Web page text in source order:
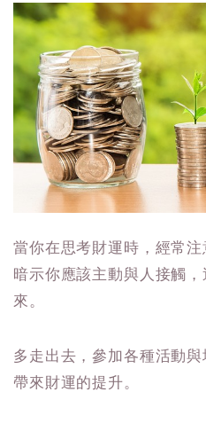
當你在思考財運時，經常
暗示你應該主動與人接觸
來。
多走出去，參加各種活動
帶來財運的提升。